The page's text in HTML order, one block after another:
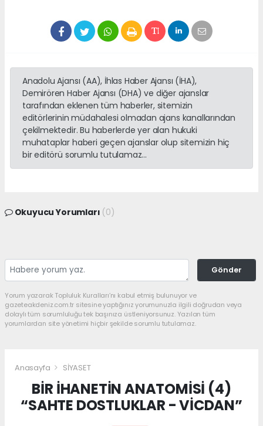
Anadolu Ajansı (AA), İhlas Haber Ajansı (İHA),
Demirören Haber Ajansı (DHA) ve diğer ajanslar
tarafından eklenen tüm haberler, sitemizin
editörlerinin müdahalesi olmadan ajans kanallarından
çekilmektedir. Bu haberlerde yer alan hukuki
muhataplar haberi geçen ajanslar olup sitemizin hiç
bir editörü sorumlu tutulamaz...
Okuyucu Yorumları (0)
Gönder
Yorum yazarak Topluluk Kuralları’nı kabul etmiş bulunuyor ve
gazeteakdeniz.com.tr sitesine yaptığınız yorumunuzla ilgili doğrudan veya
dolaylı tüm sorumluluğu tek başınıza üstleniyorsunuz. Yazılan tüm
yorumlardan site yönetimi hiçbir şekilde sorumlu tutulamaz.
Anasayfa SİYASET
BİR İHANETİN ANATOMİSİ (4)
“SAHTE DOSTLUKLAR - VİCDAN”